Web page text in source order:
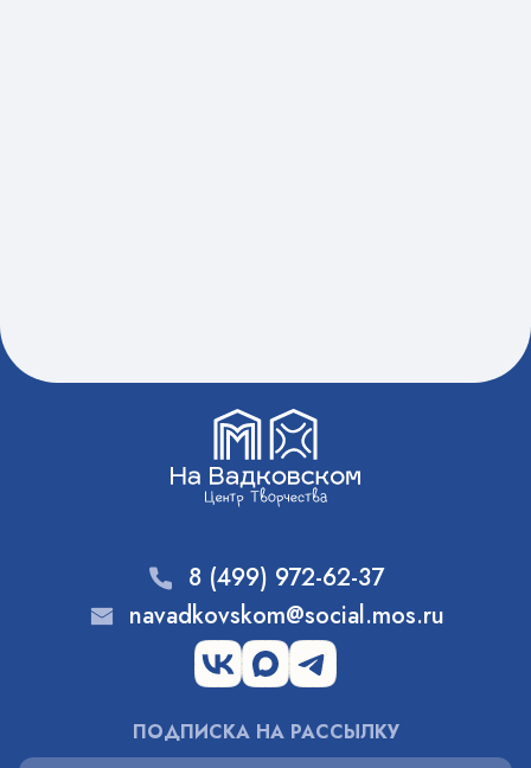
8 (499) 972-62-37
navadkovskom@social.mos.ru
ПОДПИСКА НА РАССЫЛКУ